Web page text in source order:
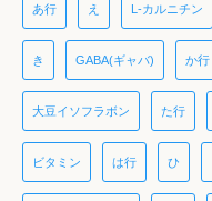
あ行 え L-カルニチン
き GABA(ギャバ) か行
大豆イソフラボン た行
ビタミン は行 ひ